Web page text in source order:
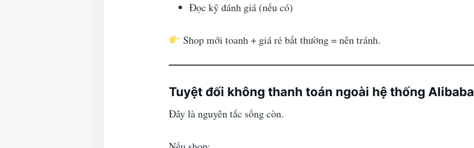
Đọc kỹ đánh giá (nếu có)
Shop mới toanh + giá rẻ bất thường = nên tránh.
Tuyệt đối không thanh toán ngoài hệ thống Alibaba
Đây là nguyên tắc sống còn.